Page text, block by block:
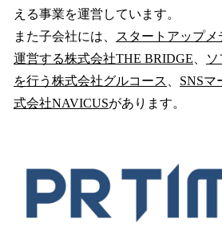
える事業を運営しています。
また子会社には、
スタートアップ
運営する株式会社THE BRIDGE
を行う株式会社グルコース
SNSマ
式会社NAVICUSがあります。